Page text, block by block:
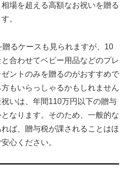
場を超える高額なお祝いを贈る
。
るケースも見られますが、10
合わせてベビー用品などのプレ
ントのみを贈るのがおすすめで
もいらっしゃるかもしれません
いは、年間110万円以下の贈与
なります。そのため、一般的な
ば、贈与税が課されることはほ
心ください。